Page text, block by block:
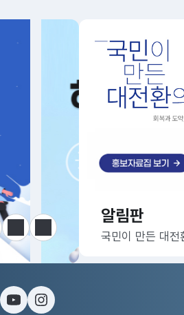
다음 한눈에 보는 정책 더보기
알림판
알림판
터(X)
유튜브인스타그램